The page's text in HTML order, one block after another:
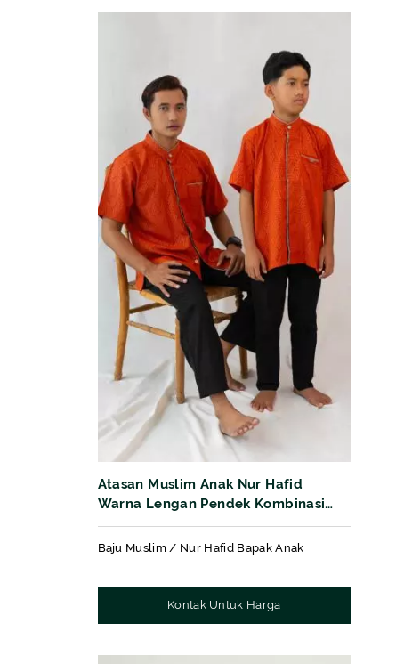
Atasan Muslim Anak Nur Hafid
Warna Lengan Pendek Kombinasi
kain Motif Aquila Sisir
Baju Muslim / Nur Hafid Bapak Anak
Kontak Untuk Harga